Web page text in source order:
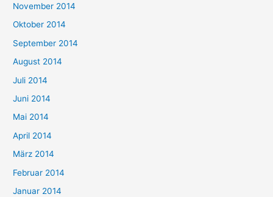
November 2014
Oktober 2014
September 2014
August 2014
Juli 2014
Juni 2014
Mai 2014
April 2014
März 2014
Februar 2014
Januar 2014